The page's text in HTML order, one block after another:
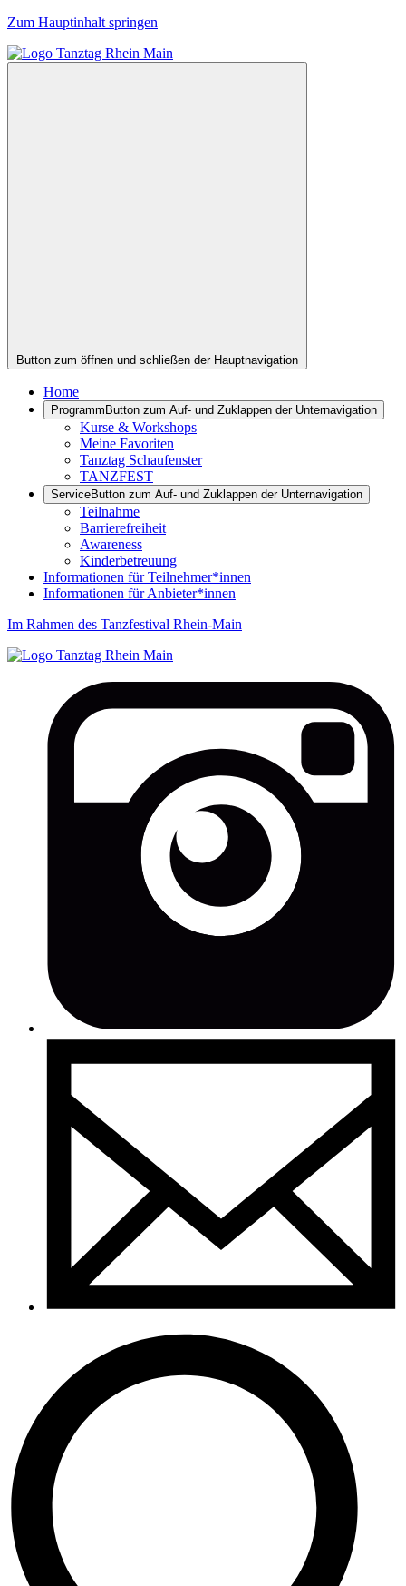
Zum Hauptinhalt springen
Button zum öffnen und schließen der Hauptnavigation
Home
Programm Button zum Auf- und Zuklappen der Unternavigation
Kurse & Workshops
Meine Favoriten
Tanztag Schaufenster
TANZFEST
ServiceButton zum Auf- und Zuklappen der Unternavigation
Teilnahme
Barrierefreiheit
Awareness
Kinderbetreuung
Informationen für Teilnehmer*innen
Informationen für Anbieter*innen
Im Rahmen des Tanzfestival Rhein-Main